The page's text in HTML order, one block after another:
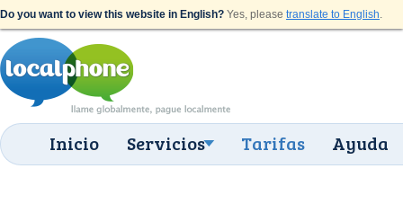
Do you want to view this website in English? Yes, please translate to English.
Inicio Servicios Tarifas Ayuda